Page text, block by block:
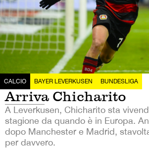
CALCIO BAYER LEVERKUSEN BUNDESLIGA
Arriva Chicharito
A Leverkusen, Chicharito sta
stagione da quando è in Europa.
dopo Manchester e Madrid,
per davvero.